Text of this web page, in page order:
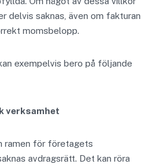
delvis saknas, även om fakturan
momsbelopp.
exempelvis bero på följande
verksamhet
ramen för företagets
avdragsrätt. Det kan röra